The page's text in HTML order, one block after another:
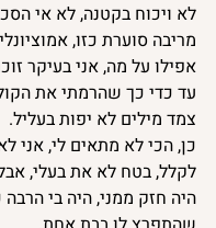
לא ויכוח בקטנה, לא אי
מריבה סוערת כזו,
אפילו על מה, אני בעיקר
עד כדי כך שהרמתי את
צמד מילים לא יפות בעליל.
כן, הכי לא מתאים לי, אני
לקלל, בטח לא את בעלי,
היה חזק ממני, היה בי